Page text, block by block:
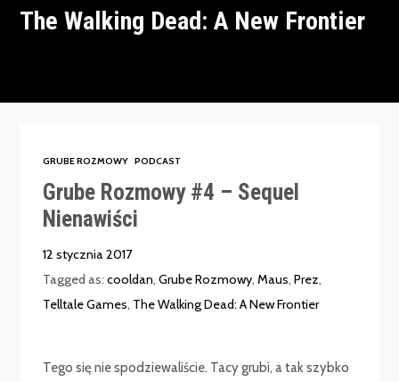
Archiwum
The Walking Dead: A New Frontier
GRUBE ROZMOWY PODCAST
Grube Rozmowy #4 – Sequel
Nienawiści
12 stycznia 2017
Tagged as:cooldan,Grube Rozmowy,Maus,Prez,
Telltale Games, The Walking Dead: A New Frontier
Tego się nie spodziewaliście. Tacy grubi, a tak szybko